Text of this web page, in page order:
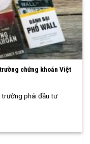
chứng khoán Việt
trường phái đầu tư